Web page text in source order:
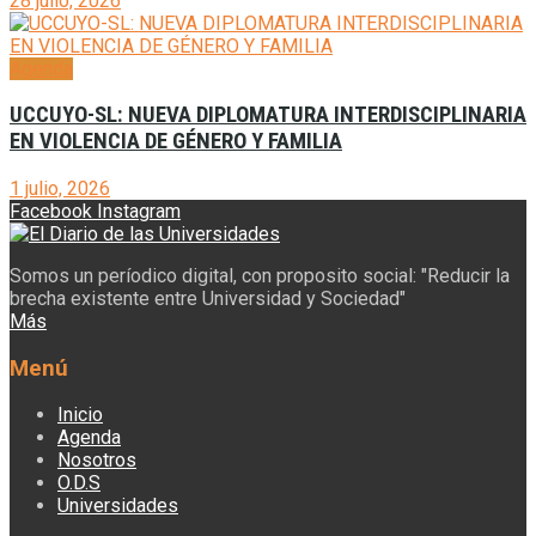
UCCUYO-SL: NUEVA DIPLOMATURA INTERDISCIPLINARIA
EN VIOLENCIA DE GÉNERO Y FAMILIA
1 julio, 2026
Facebook Instagram
Somos un períodico digital, con proposito social: "Reducir la
brecha existente entre Universidad y Sociedad"
Más
Menú
Inicio
Agenda
Nosotros
O.D.S
Universidades